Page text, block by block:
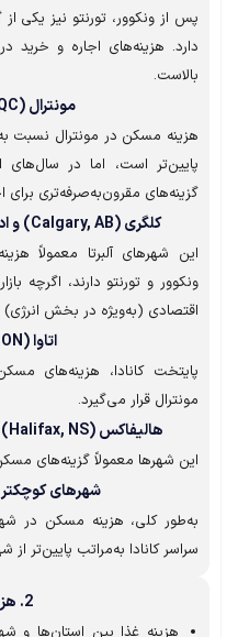
ونکوور، تورنتو نیز یکی از
هزینه‌های اجاره و خرید در
مونترال (Montreal, QC):
مسکن در مونترال نسبت به ونکوور
است، اما در سال‌های اخیر
مقرون‌به‌صرفه‌تری برای اجاره و
شهرهای آلبرتا معمولاً
و تورنتو دارند، اگرچه بازار
(به‌ویژه در بخش انرژی) نوسان
کانادا، هزینه‌های مسکن
قرار می‌گیرد.
هالیفاکس (Halifax, NS) و وینیپگ (Winnipeg, MB):
شهرها معمولاً گزینه‌های مسکن
شهرهای کوچکتر و
کلی، هزینه مسکن در شهرهای
کانادا به‌مراتب پایین‌تر از شهرهای